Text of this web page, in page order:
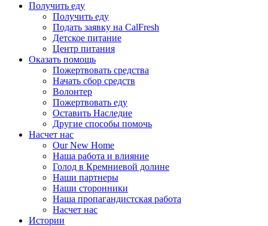
Получить еду
Получить еду
Подать заявку на CalFresh
Детское питание
Центр питания
Оказать помощь
Пожертвовать средства
Начать сбор средств
Волонтер
Пожертвовать еду
Оставить Наследие
Другие способы помочь
Насчет нас
Our New Home
Наша работа и влияние
Голод в Кремниевой долине
Наши партнеры
Наши сторонники
Наша пропагандистская работа
Насчет нас
Истории